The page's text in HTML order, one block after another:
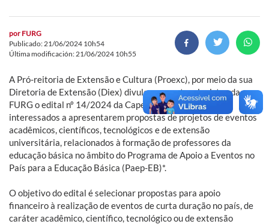
por FURG
Publicado: 21/06/2024 10h54
Última modificación: 21/06/2024 10h55
A Pró-reitoria de Extensão e Cultura (Proexc), por meio da sua
Diretoria de Extensão (Diex) divulga aos extensionistas da
FURG o edital nº 14/2024 da Capes, pelo qual convoca os
interessados a apresentarem propostas de projetos de eventos
acadêmicos, científicos, tecnológicos e de extensão
universitária, relacionados à formação de professores da
educação básica no âmbito do Programa de Apoio a Eventos no
País para a Educação Básica (Paep-EB)*.
O objetivo do edital é selecionar propostas para apoio
financeiro à realização de eventos de curta duração no país, de
caráter acadêmico, científico, tecnológico ou de extensão